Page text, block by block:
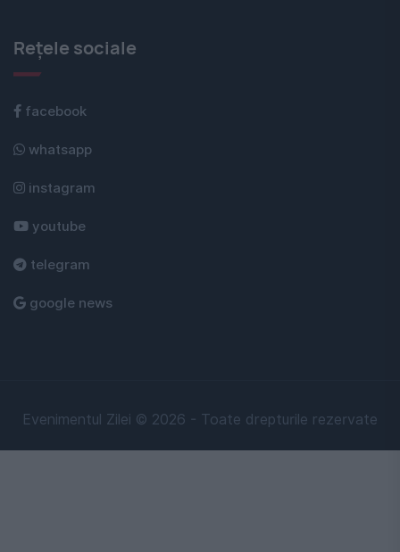
Rețele sociale
facebook
whatsapp
instagram
youtube
telegram
google news
Evenimentul Zilei © 2026 - Toate drepturile rezervate